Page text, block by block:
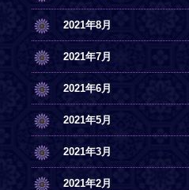
2021年8月
2021年7月
2021年6月
2021年5月
2021年3月
2021年2月